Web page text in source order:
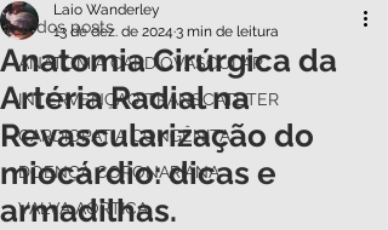
Todos posts
ANATOMIA CARDIOVASCULAR
INTERVENÇÃO TRANSCATETER
CARDIOPATIA CONGÊNITA
DOENÇA CORONARIANA
VALVA AÓRTICA
Anatomia Cirúrgica da
Artéria Radial na
Revascularização do
miocárdio: dicas e
armadilhas.
Laio Wanderley
13 de dez. de 2024 3 min de leitura